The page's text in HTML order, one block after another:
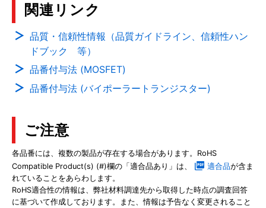
関連リンク
品質・信頼性情報（品質ガイドライン、信頼性ハン
ドブック 等）
品番付与法 (MOSFET)
品番付与法 (バイポーラートランジスター)
ご注意
各品番には、複数の製品が存在する場合があります。RoHS
Compatible Product(s) (#)欄の「適合品あり」は、
適合品が含ま
れていることをあらわします。
RoHS適合性の情報は、弊社材料調達先から取得した時点の調査回答
に基づいて作成しております。また、情報は予告なく変更されること